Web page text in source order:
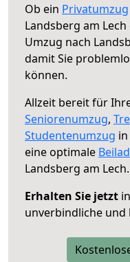
Ob ein Privatumzug
Landsberg am
Umzug nach
damit Sie
können.
Allzeit bereit für
Seniorenumzug,
Studentenumzug
eine optimale
Landsberg am Lech.
Erhalten Sie jetzt
unverbindliche